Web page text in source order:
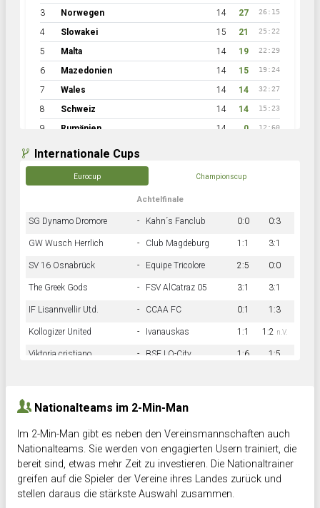
3 Norwegen 14 27 26:15
4 Slowakei 15 21 25:22
5 Malta 14 19 22:29
6 Mazedonien 14 15 19:24
7 Wales 14 14 32:27
8 Schweiz 14 14 15:23
9 Rumänien 14 0 12:60
Internationale Cups
Eurocup Championscup
Achtelfinale
SG Dynamo Dromore - Kahn´s Fanclub 0:0 0:3
GW Wusch Herrlich - Club Magdeburg 1:1 3:1
SV 16 Osnabrück - Equipe Tricolore 2:5 0:0
The Greek Gods - FSV AlCatraz 05 3:1 3:1
IF Lisannvellir Utd. - CCAA FC 0:1 1:3
Kollogizer United - Ivanauskas 1:1 1:2 n.V.
Viktoria cristiano - BSF LO-City 1:6 1:5
Nationalteams im 2-Min-Man
Im 2-Min-Man gibt es neben den Vereinsmannschaften auch
Nationalteams. Sie werden von engagierten Usern trainiert, die
bereit sind, etwas mehr Zeit zu investieren. Die Nationaltrainer
greifen auf die Spieler der Vereine ihres Landes zurück und
stellen daraus die stärkste Auswahl zusammen.